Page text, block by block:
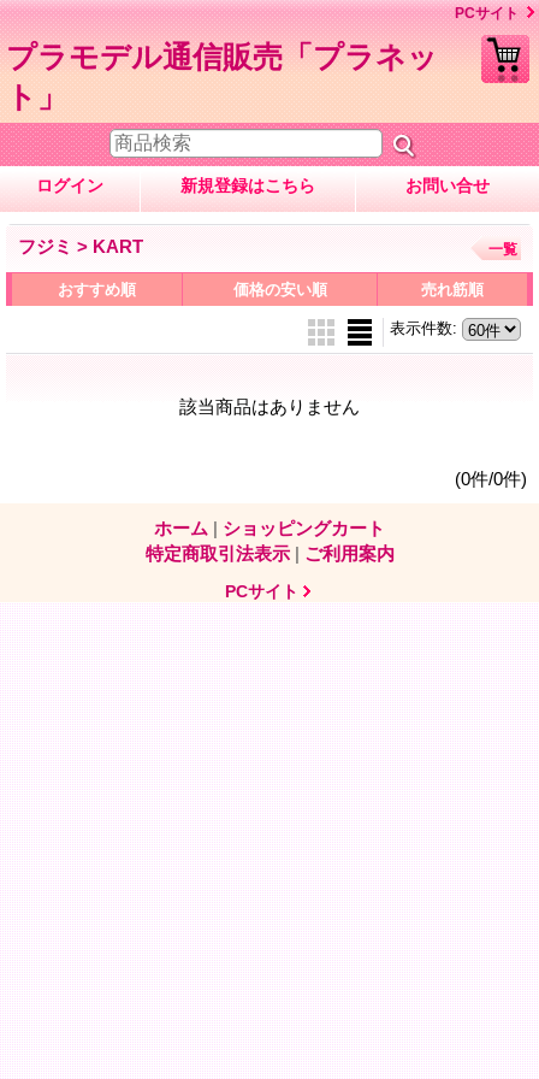
PCサイト
プラモデル通信販売「プラネッ
ト」
ログイン 新規登録はこちら お問い合せ
フジミ > KART 一覧
おすすめ順 価格の安い順 売れ筋順
表示件数:
該当商品はありません
(0件/0件)
ホーム | ショッピングカート
特定商取引法表示 | ご利用案内
PCサイト